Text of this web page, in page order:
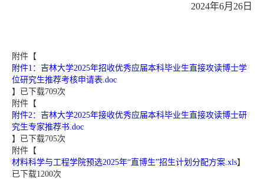
2024年6月 26 日
附件【
附件1：吉林大学2025年招收优秀应届本科毕业生直接攻读博士学
位研究生推荐考核申请表.doc
】已下载709次
附件【
附件2：吉林大学2025年接收优秀应届本科毕业生直接攻读博士研
究生专家推荐书.doc
】已下载705次
附件【
材料科学与工程学院预选2025年“直博生”招生计划分配方案.xls】
已下载1200次